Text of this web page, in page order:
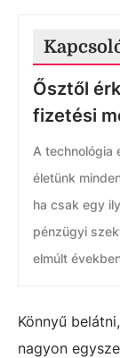
Ősztől
fizetési
A technológia
életünk
ha csak egy
pénzügyi
elmúlt
Könnyű
nagyon